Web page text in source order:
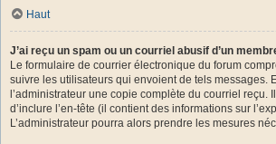
Haut
J’ai reçu un spam ou un courriel abusif d’un
Le formulaire de courrier électronique du forum
suivre les utilisateurs qui envoient de tels messages.
l’administrateur une copie complète du courriel reçu.
d’inclure l’en-tête (il contient des informations sur
L’administrateur pourra alors prendre les mesures